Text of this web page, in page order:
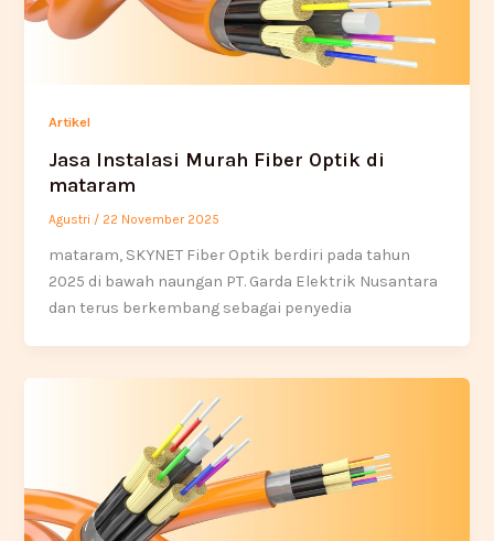
Artikel
Jasa Instalasi Murah Fiber Optik di
mataram
Agustri / 22 November 2025
mataram, SKYNET Fiber Optik berdiri pada tahun
2025 di bawah naungan PT. Garda Elektrik Nusantara
dan terus berkembang sebagai penyedia